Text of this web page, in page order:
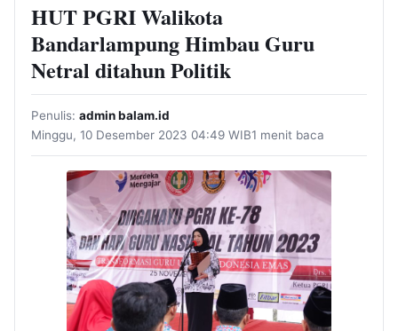
HUT PGRI Walikota
Bandarlampung Himbau Guru
Netral ditahun Politik
Penulis: admin balam.id
Minggu, 10 Desember 2023 04:49 WIB1 menit baca